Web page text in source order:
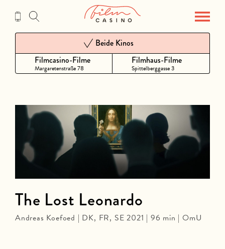
Inhalt
Filmcasino-Filme
Margaretenstraße 78
Beide Kinos
Filmhaus-Filme
Spittelberggasse 3
The Lost Leonardo
Andreas Koefoed | DK, FR, SE 2021 | 96 min | OmU